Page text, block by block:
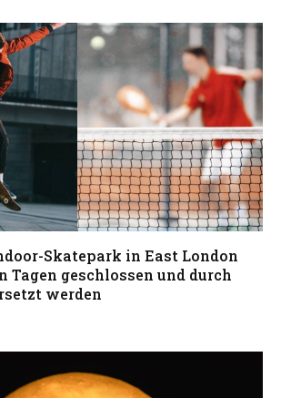
Skatepark in East London
Tagen geschlossen und durch
werden